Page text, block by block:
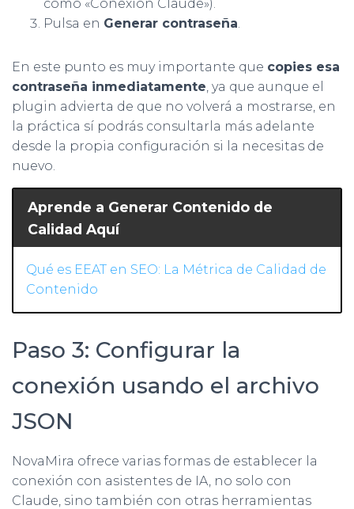
como «Conexión Claude»).
Pulsa en Generar contraseña
En este punto es muy importante que copies esa
contraseña inmediatamente , ya que aunque el
plugin advierta de que no volverá a mostrarse, en
la práctica sí podrás consultarla más adelante
desde la propia configuración si la necesitas de
nuevo.
Aprende a Generar Contenido de
Calidad Aquí
Qué es EEAT en SEO: La Métrica de Calidad de
Contenido
Paso 3: Configurar la
conexión usando el archivo
JSON
NovaMira ofrece varias formas de establecer la
conexión con asistentes de IA, no solo con
Claude, sino también con otras herramientas